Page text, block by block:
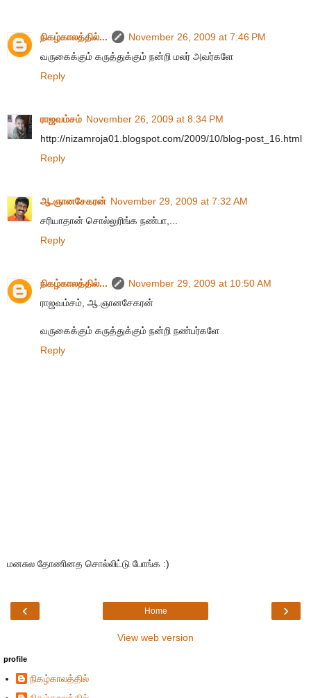
நிகழ்காலத்தில்...
November 26, 2009 at 7:46 PM
வருகைக்கும் கருத்துக்கும் நன்றி மலர் அவர்களே
Reply
ராஜவம்சம் November 26, 2009 at 8:34 PM
http://nizamroja01.blogspot.com/2009/10/blog-post_16.html
Reply
ஆ.ஞானசேகரன் November 29, 2009 at 7:32 AM
சரியாதான் சொல்லுரிங்க நண்பா,...
Reply
நிகழ்காலத்தில்...
November 29, 2009 at 10:50 AM
ராஜவம்சம், ஆ.ஞானசேகரன்
வருகைக்கும் கருத்துக்கும் நன்றி நண்பர்களே
Reply
மனசுல தோணினத சொல்லிட்டு போங்க :)
‹ ›
Home
View web version
profile
நிகழ்காலத்தில்